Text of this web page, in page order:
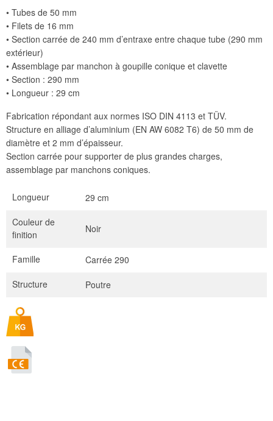
• Tubes de 50 mm
• Filets de 16 mm
• Section carrée de 240 mm d’entraxe entre chaque tube (290 mm
extérieur)
• Assemblage par manchon à goupille conique et clavette
• Section : 290 mm
• Longueur : 29 cm
Fabrication répondant aux normes ISO DIN 4113 et TÜV.
Structure en alliage d’aluminium (EN AW 6082 T6) de 50 mm de
diamètre et 2 mm d’épaisseur.
Section carrée pour supporter de plus grandes charges,
assemblage par manchons coniques.
Longueur
29 cm
Couleur de
finition
Noir
Famille
Carrée 290
Structure
Poutre